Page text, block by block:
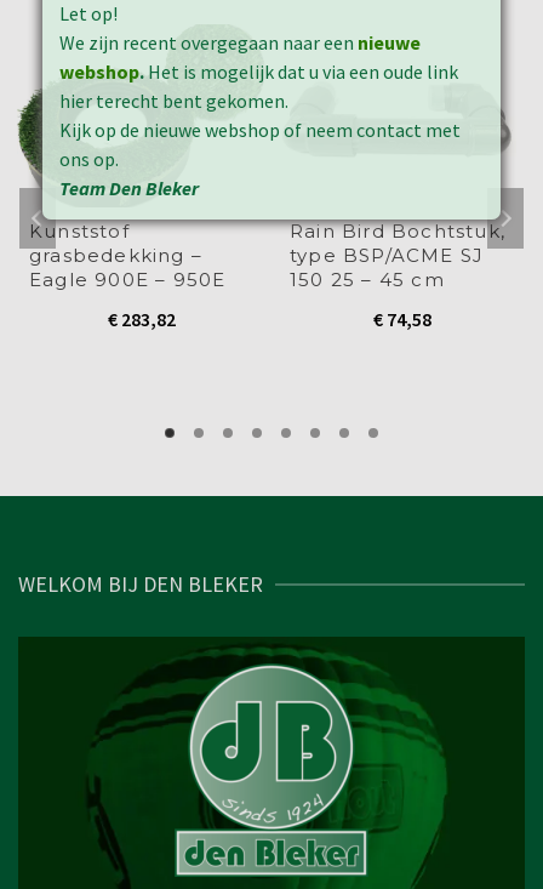
Kunststof
grasbedekking –
Eagle 900E – 950E
€283,82
Rain Bird Bochtstuk,
type BSP/ACME SJ
150 25 – 45 cm
€74,58
WELKOM BIJ DEN BLEKER
Let op!
We zijn recent overgegaan naar een nieuwe
webshop. Het is mogelijk dat u via een oude link
hier terecht bent gekomen.
Kijk op de nieuwe webshop of neem contact met
ons op.
Team Den Bleker